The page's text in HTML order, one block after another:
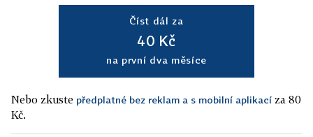
Číst dál za
40 Kč
na první dva měsíce
Nebo zkuste předplatné bez reklam a s mobilní aplikací za 80
Kč.